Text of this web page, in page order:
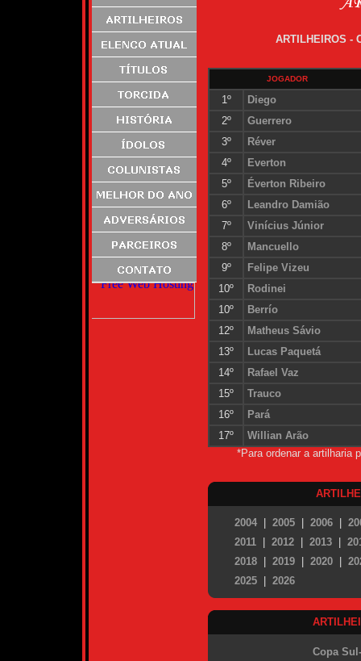
ARTILHEIROS -
JOGADOR
1º
Diego
2º
Guerrero
3º
Réver
4º
Everton
5º
Éverton Ribeiro
6º
Leandro Damião
7º
Vinícius Júnior
8º
Mancuello
9º
Felipe Vizeu
10º
Rodinei
10º
Berrío
12º
Matheus Sávio
13º
Lucas Paquetá
14º
Rafael Vaz
15º
Trauco
16º
Pará
17º
Willian Arão
*Para ordenar a artilharia
2004 2005 2006
2011
2012 2013
2018
2019 2020
2025
2026
Copa